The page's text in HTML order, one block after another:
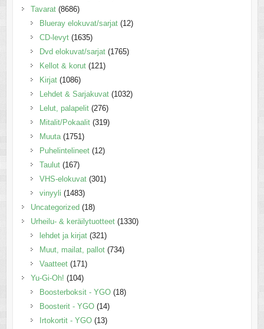
Tavarat (8686)
Blueray elokuvat/sarjat (12)
CD-levyt (1635)
Dvd elokuvat/sarjat (1765)
Kellot & korut (121)
Kirjat (1086)
Lehdet & Sarjakuvat (1032)
Lelut, palapelit (276)
Mitalit/Pokaalit (319)
Muuta (1751)
Puhelintelineet (12)
Taulut (167)
VHS-elokuvat (301)
vinyyli (1483)
Uncategorized (18)
Urheilu- & keräilytuotteet (1330)
lehdet ja kirjat (321)
Muut, mailat, pallot (734)
Vaatteet (171)
Yu-Gi-Oh! (104)
Boosterboksit - YGO (18)
Boosterit - YGO (14)
Irtokortit - YGO (13)